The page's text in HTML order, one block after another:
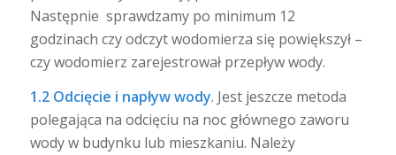
Następnie sprawdzamy po minimum 12
godzinach czy odczyt wodomierza się powiększył –
czy wodomierz zarejestrował przepływ wody.
1.2 Odcięcie i napływ wody. Jest jeszcze metoda
polegająca na odcięciu na noc głównego zaworu
wody w budynku lub mieszkaniu. Należy